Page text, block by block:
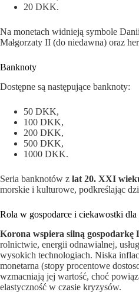
20 DKK.
Na monetach widnieją symbole
Małgorzaty II (do niedawna) oraz
Banknoty
Dostępne są następujące banknoty:
50 DKK,
100 DKK,
200 DKK,
500 DKK,
1000 DKK.
Seria banknotów z lat 20. XXI
morskie i kulturowe, podkreślając
Rola w gospodarce i ciekawostki
Korona wspiera silną gospodarkę
rolnictwie, energii odnawialnej,
wysokich technologiach. Niska
monetarna (stopy procentowe
wzmacniają jej wartość, choć
elastyczność w czasie kryzysów.